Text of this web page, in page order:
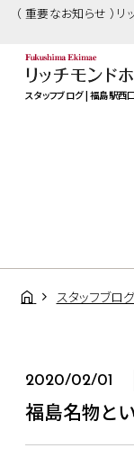
（ 重要なお知らせ ）
スタッフブログ | 福島駅西
スタッフブログ
2020/02/01
福島名物と